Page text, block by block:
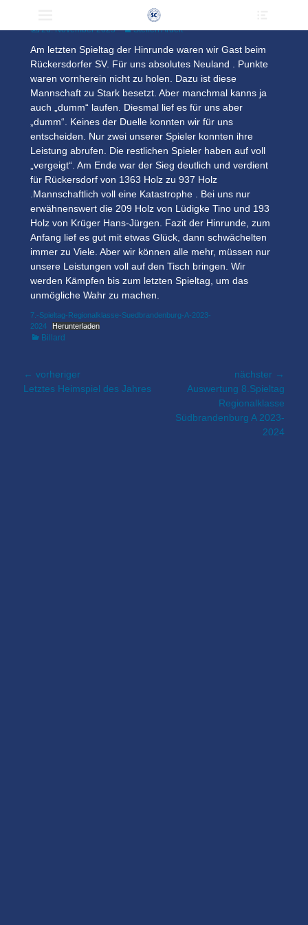
überspringen
Südbrandenburg A 2023/2024
Veröffentlicht
26. November 2023 AuthorSteffen Ardelt
Am letzten Spieltag der Hinrunde waren wir Gast beim
Rückersdorfer SV. Für uns absolutes Neuland . Punkte
waren vornherein nicht zu holen. Dazu ist diese
Mannschaft zu Stark besetzt. Aber manchmal kanns ja
auch „dumm“ laufen. Diesmal lief es für uns aber
„dumm“. Keines der Duelle konnten wir für uns
entscheiden. Nur zwei unserer Spieler konnten ihre
Leistung abrufen. Die restlichen Spieler haben auf voll
„vergeigt“. Am Ende war der Sieg deutlich und verdient
für Rückersdorf von 1363 Holz zu 937 Holz
.Mannschaftlich voll eine Katastrophe . Bei uns nur
erwähnenswert die 209 Holz von Lüdigke Tino und 193
Holz von Krüger Hans-Jürgen. Fazit der Hinrunde, zum
Anfang lief es gut mit etwas Glück, dann schwächelten
immer zu Viele. Aber wir können alle mehr, müssen nur
unsere Leistungen voll auf den Tisch bringen. Wir
werden Kämpfen bis zum letzten Spieltag, um das
unmögliche Wahr zu machen.
7.-Spieltag-Regionalklasse-Suedbrandenburg-A-2023-
2024
Herunterladen
Kategorien
Billard
Beitragsnavigation
← vorheriger
Vorheriger
Letztes Heimspiel des Jahres
nächster →
nächsterAuswertung 8.Spieltag
Regionalklasse
Südbrandenburg A 2023-
2024